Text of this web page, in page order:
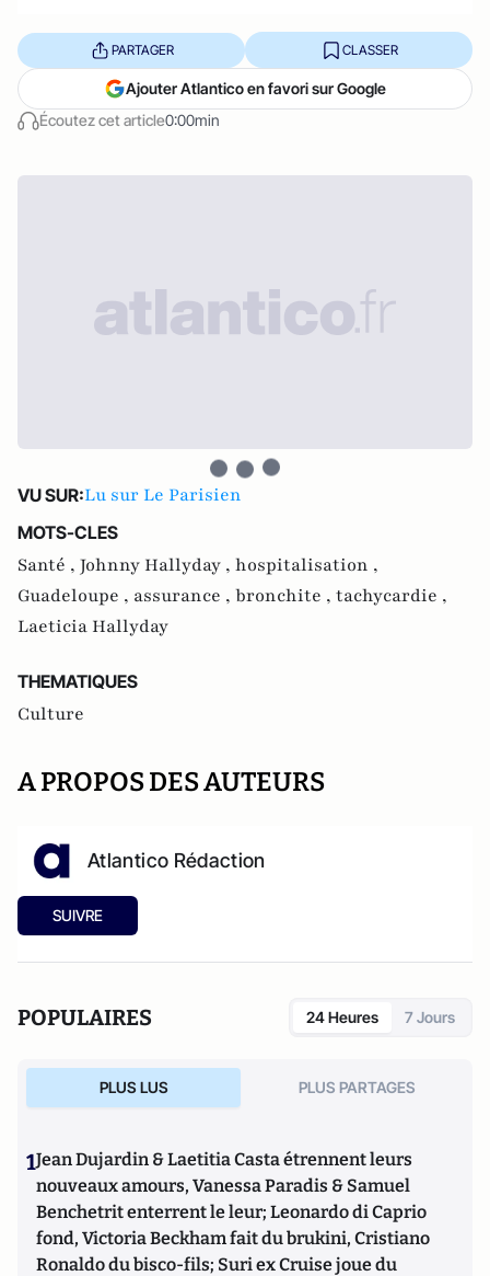
Écoutez cet article0:00min
PARTAGER CLASSER
Ajouter Atlantico en favori sur Google
VU SUR:Lu sur Le Parisien
MOTS-CLES
Santé , Johnny Hallyday , hospitalisation ,
Guadeloupe , assurance , bronchite , tachycardie ,
Laeticia Hallyday
THEMATIQUES
Culture
A PROPOS DES AUTEURS
Atlantico Rédaction
SUIVRE
POPULAIRES 24 Heures 7 Jours
PLUS LUS PLUS PARTAGES
1Jean Dujardin & Laetitia Casta étrennent leurs
nouveaux amours, Vanessa Paradis & Samuel
Benchetrit enterrent le leur; Leonardo di Caprio
fond, Victoria Beckham fait du brukini, Cristiano
Ronaldo du bisco-fils; Suri ex Cruise joue du